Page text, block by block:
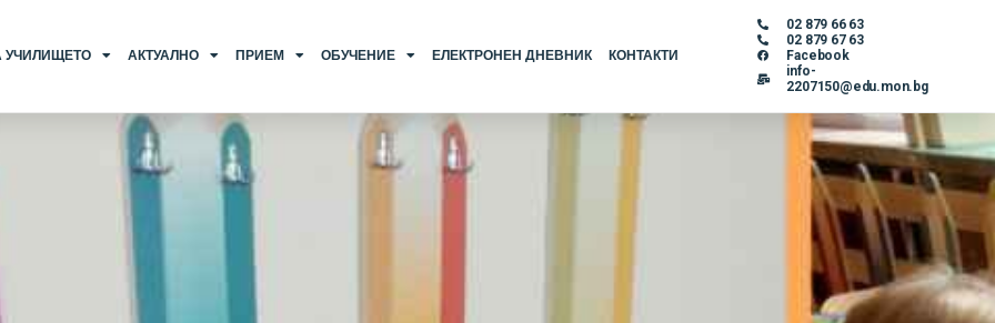
УЧИЛИЩЕТО АКТУАЛНО ПРИЕМ ОБУЧЕНИЕ ЕЛЕКТРОНЕН ДНЕВНИК КОНТАКТИ
02 879 66 63
02 879 67 63
Facebook
info-
2207150@edu.mon.bg